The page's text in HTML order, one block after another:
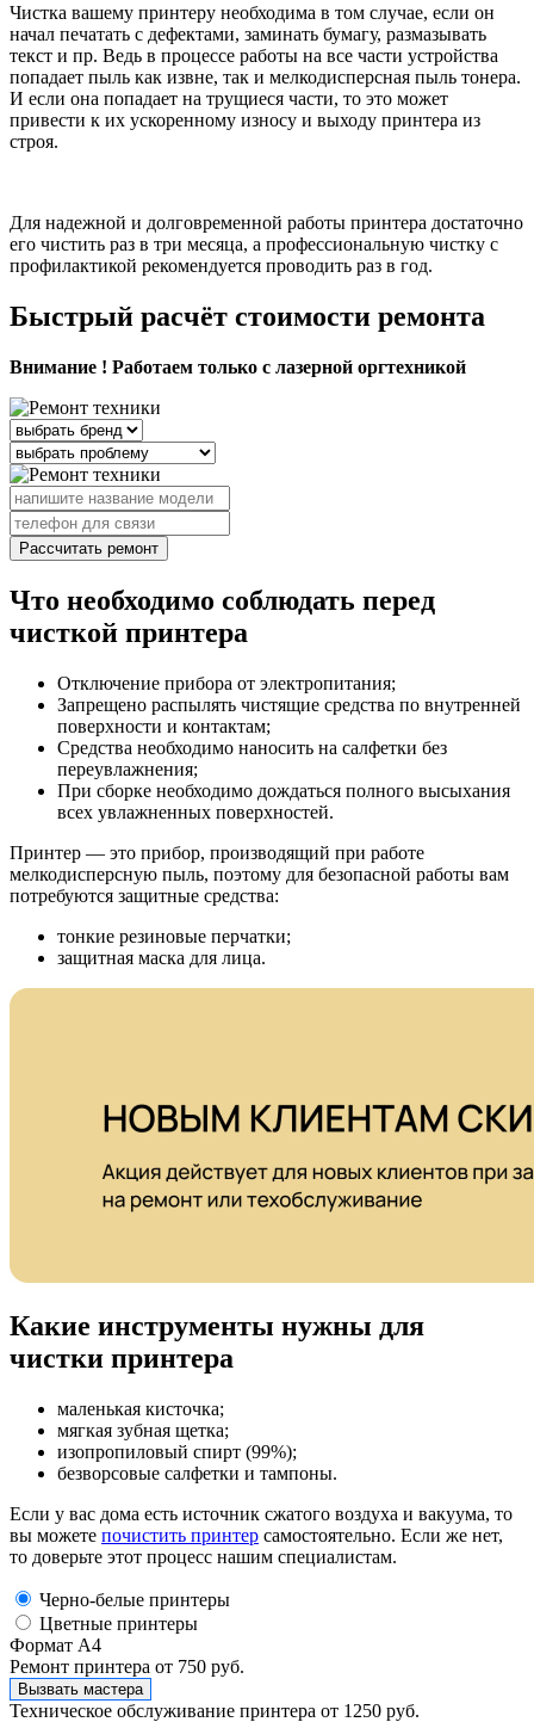
Чистка вашему принтеру необходима в том случае, если он
начал печатать с дефектами, заминать бумагу, размазывать
текст и пр. Ведь в процессе работы на все части устройства
попадает пыль как извне, так и мелкодисперсная пыль тонера.
И если она попадает на трущиеся части, то это может
привести к их ускоренному износу и выходу принтера из
строя.
Для надежной и долговременной работы принтера достаточно
его чистить раз в три месяца, а профессиональную чистку с
профилактикой рекомендуется проводить раз в год.
Быстрый расчёт стоимости ремонта
Внимание ! Работаем только с лазерной оргтехникой
Рассчитать ремонт
Что необходимо соблюдать перед
чисткой принтера
Отключение прибора от электропитания;
Запрещено распылять чистящие средства по внутренней
поверхности и контактам;
Средства необходимо наносить на салфетки без
переувлажнения;
При сборке необходимо дождаться полного высыхания
всех увлажненных поверхностей.
Принтер — это прибор, производящий при работе
мелкодисперсную пыль, поэтому для безопасной работы вам
потребуются защитные средства:
тонкие резиновые перчатки;
защитная маска для лица.
Какие инструменты нужны для
чистки принтера
маленькая кисточка;
мягкая зубная щетка;
изопропиловый спирт (99%);
безворсовые салфетки и тампоны.
Если у вас дома есть источник сжатого воздуха и вакуума, то
вы можете почистить принтер самостоятельно. Если же нет,
то доверьте этот процесс нашим специалистам.
Черно-белые принтеры
Цветные принтеры
Формат А4
Ремонт принтера от 750 руб.
Вызвать мастера
Техническое обслуживание принтера от 1250 руб.